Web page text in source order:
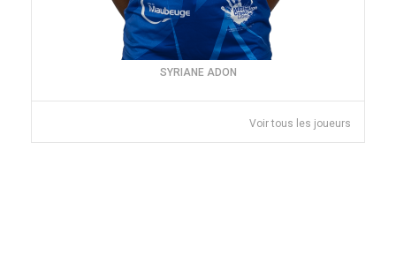
SYRIANE ADON
Voir tous les joueurs